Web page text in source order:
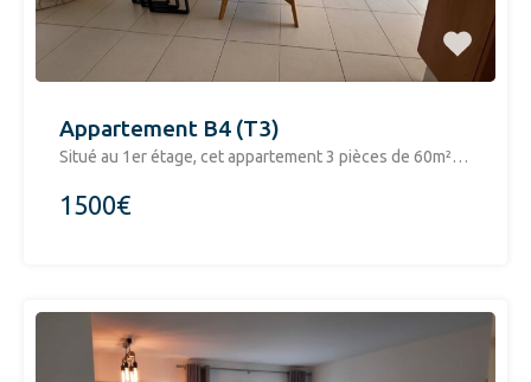
Appartement B4 (T3)
Situé au 1er étage, cet appartement 3 pièces de 60m²…
1500€